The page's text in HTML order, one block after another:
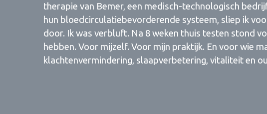
therapie van Bemer, een medisch-technologisch
hun bloedcirculatiebevorderende systeem, sliep ik
door. Ik was verbluft. Na 8 weken thuis testen stond
hebben. Voor mijzelf. Voor mijn praktijk. En voor wie
klachtenvermindering, slaapverbetering, vitaliteit en